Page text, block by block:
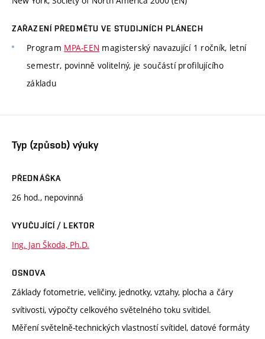
ZAŘAZENÍ PŘEDMĚTU VE STUDIJNÍCH PLÁNECH
Program MPA-EEN magisterský navazující 1 ročník, letní
semestr, povinně volitelný, je součástí profilujícího
základu
Typ (způsob) výuky
PŘEDNÁŠKA
26 hod., nepovinná
VYUČUJÍCÍ / LEKTOR
Ing. Jan Škoda, Ph.D.
OSNOVA
Základy fotometrie, veličiny, jednotky, vztahy, plocha a čáry
svítivosti, výpočty celkového světelného toku svítidel.
Měření světelně-technických vlastností svítidel, datové formáty